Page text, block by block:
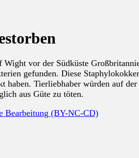
vor der Südküste
gefunden. Diese
haben. Tierliebhaber würden auf
aus Güte zu töten.
Bearbeitung (BY-NC-CD)